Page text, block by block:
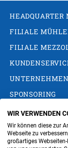
HEADQUARTER
FILIALE
FILIALE
UNTERNEHMEN
SPONSORING
AGB Privacy
Cookie-
WIR VERWENDEN
Wir können diese zur
Webseite zu
großartiges